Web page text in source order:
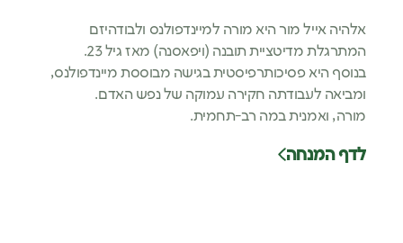
אלהיה אייל מור היא מורה למיינדפולנס ולבודהיזם
המתרגלת מדיטציית תובנה (ויפאסנה) מאז גיל 23.
בנוסף היא פסיכותרפיסטית בגישה מבוססת מיינדפולנס,
ומביאה לעבודתה חקירה עמוקה של נפש האדם.
מורה, ואמנית במה רב-תחמית.
לדף המנחה